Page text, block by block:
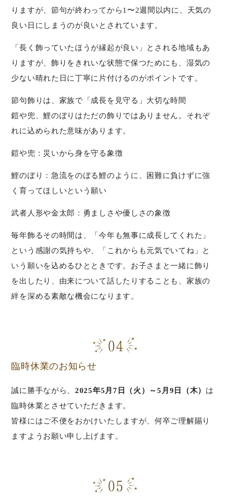
りますが、節句が終わってから1〜2週間以内に、天気の
良い日にしまうのが良いとされています。
「長く飾っていたほうが縁起が良い」とされる地域もあ
りますが、飾りをきれいな状態で保つためにも、湿気の
少ない晴れた日に丁寧に片付けるのがポイントです。
節句飾りは、家族で「成長を見守る」大切な時間
鎧や兜、鯉のぼりはただの飾りではありません。それぞ
れに込められた意味があります。
鎧や兜：災いから身を守る象徴
鯉のぼり：急流をのぼる鯉のように、困難に負けずに強
く育ってほしいという願い
武者人形や金太郎：勇ましさや優しさの象徴
毎年飾るその時間は、「今年も無事に成長してくれた」
という感謝の気持ちや、「これからも元気でいてね」と
いう願いを込めるひとときです。お子さまと一緒に飾り
を出したり、由来について話したりすることも、家族の
絆を深める素敵な機会になります。
臨時休業のお知らせ
誠に勝手ながら、2025年5月7日（火）～5月9日（木） は
臨時休業とさせていただきます。
皆様にはご不便をおかけいたしますが、何卒ご理解賜り
ますようお願い申し上げます。